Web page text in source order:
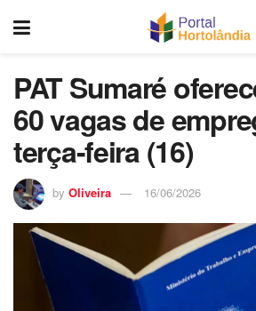
PAT Sumaré
60 vagas de
terça-feira (16)
by Oliveira 16/06/2026